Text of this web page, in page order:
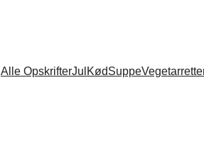
Alle OpskrifterJul KødSuppe